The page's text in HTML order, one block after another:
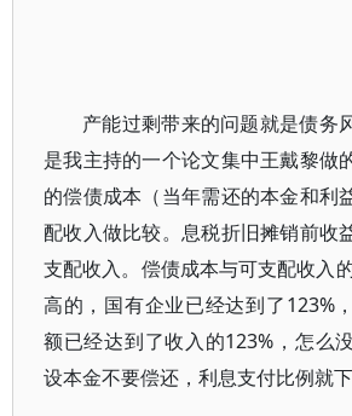
产能过剩带来的问题就是债务
是我主持的一个论文集中王戴黎做
的偿债成本（当年需还的本金和利
配收入做比较。息税折旧摊销前收
支配收入。偿债成本与可支配收入
高的，国有企业已经达到了123%
额已经达到了收入的123%，怎么
设本金不要偿还，利息支付比例就下